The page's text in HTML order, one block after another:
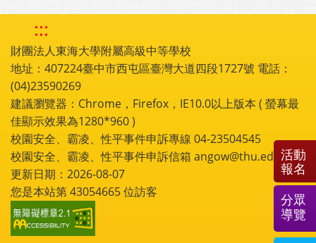
:::
財團法人東海大學附屬高級中等學校
地址：407224臺中市西屯區臺灣大道四段1727號 電話：
(04)23590269
建議瀏覽器：Chrome，Firefox，IE10.0以上版本 ( 螢幕最
佳顯示效果為1280*960 )
校園安全、霸凌、性平事件申訴專線 04-23504545
校園安全、霸凌、性平事件申訴信箱 angow@thu.edu.tw
更新日期：2026-08-07
您是本站第43054665位訪客
活動
報名
分眾
導覽